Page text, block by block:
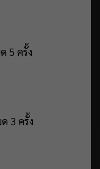
5 ครั้ง
3 ครั้ง